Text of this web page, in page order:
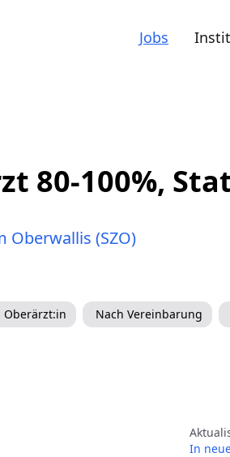
Jobs
80-100%,
Oberwallis (SZO)
Oberärzt:in Nach Vereinbarung
In